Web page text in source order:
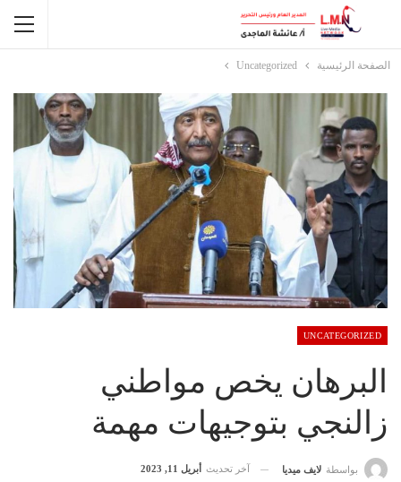
الصفحة الرئيسية Uncategorized
UNCATEGORIZED
البرهان يخص مواطني
زالنجي بتوجيهات مهمة
بواسطة لايف ميديا آخر تحديث أبريل 11, 2023